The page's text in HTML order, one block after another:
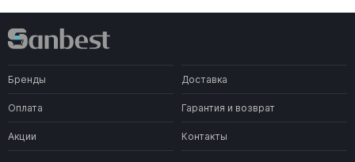
Бренды Доставка
Оплата Гарантия и возврат
Акции Контакты